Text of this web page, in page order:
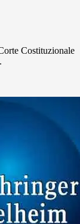
Costituzionale